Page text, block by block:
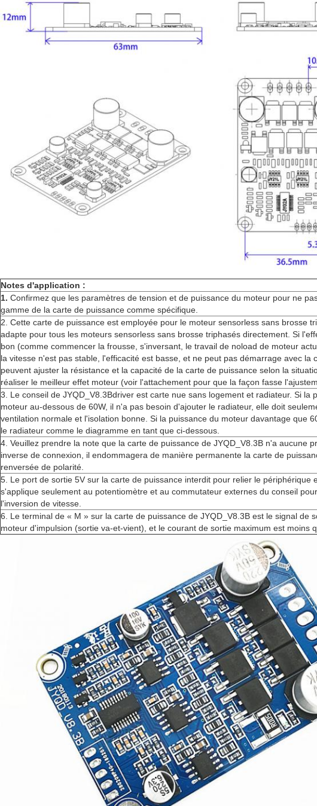
Notes d'application :
1. Confirmez que les paramètres de tension et de puissance du moteur pour ne
gamme de la carte de puissance comme spécifique.
2. Cette carte de puissance est employée pour le moteur sensorless sans brosse
adapte pour tous les moteurs sensorless sans brosse triphasés directement. Si
bon (comme commencer la frousse, s'inversant, le travail de noload de moteur
la vitesse n'est pas stable, l'efficacité est basse, et ne peut pas démarrage avec la
peuvent ajuster la résistance et la capacité de la carte de puissance selon la
réaliser le meilleur effet moteur (voir l'attachement pour que la façon fasse
3. Le conseil de JYQD_V8.3Bdriver est carte nue sans logement et radiateur. Si la
moteur au-dessous de 60W, il n'a pas besoin d'ajouter le radiateur, elle doit
ventilation normale et l'isolation bonne. Si la puissance du moteur davantage que
le radiateur comme le diagramme en tant que ci-dessous.
4. Veuillez prendre la note que la carte de puissance de JYQD_V8.3B n'a aucune
inverse de connexion, il endommagera de manière permanente la carte de
renversée de polarité.
5. Le port de sortie 5V sur la carte de puissance interdit pour relier le périphérique
s'applique seulement au potentiomètre et au commutateur externes du conseil
l'inversion de vitesse.
6. Le terminal de « M » sur la carte de puissance de JYQD_V8.3B est le signal de
moteur d'impulsion (sortie va-et-vient), et le courant de sortie maximum est moins